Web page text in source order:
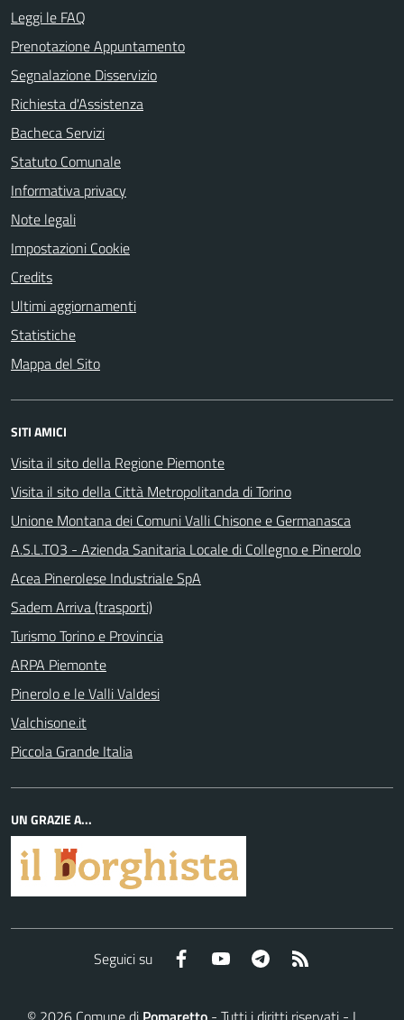
Leggi le FAQ
Prenotazione Appuntamento
Segnalazione Disservizio
Richiesta d'Assistenza
Bacheca Servizi
Statuto Comunale
Informativa privacy
Note legali
Impostazioni Cookie
Credits
Ultimi aggiornamenti
Statistiche
Mappa del Sito
SITI AMICI
Visita il sito della Regione Piemonte
Visita il sito della Città Metropolitanda di Torino
Unione Montana dei Comuni Valli Chisone e Germanasca
A.S.L.TO3 - Azienda Sanitaria Locale di Collegno e Pinerolo
Acea Pinerolese Industriale SpA
Sadem Arriva (trasporti)
Turismo Torino e Provincia
ARPA Piemonte
Pinerolo e le Valli Valdesi
Valchisone.it
Piccola Grande Italia
UN GRAZIE A...
Seguici su Facebook YouTube Telegram